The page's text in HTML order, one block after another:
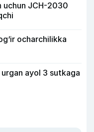
uchun JCH-2030
ocharchilikka
ayol 3 sutkaga